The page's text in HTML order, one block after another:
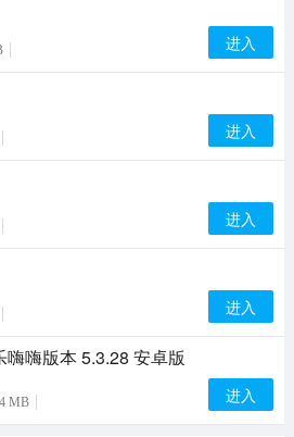
进入
进入
进入
进入
嗨嗨版本 5.3.28 安卓版
MB 进入